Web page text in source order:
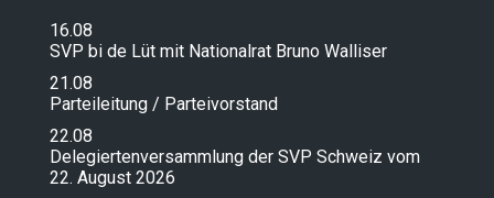
16.08
SVP bi de Lüt mit Nationalrat Bruno Walliser
21.08
Parteileitung / Parteivorstand
22.08
Delegiertenversammlung der SVP Schweiz vom
22. August 2026